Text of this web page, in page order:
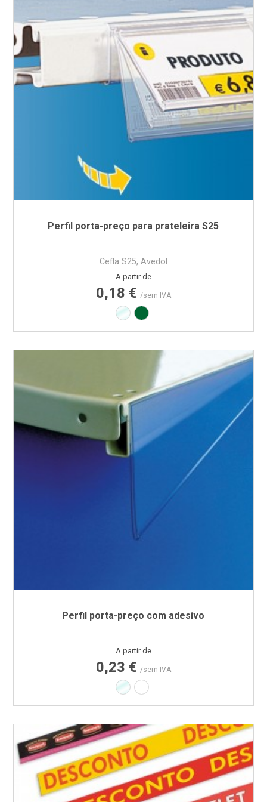
Perfil porta-preço para prateleira S25
Cefla S25, Avedol
Preço
A partir de
0,18 € /sem IVA
TransparenteVerde RAL6029
Perfil porta-preço com adesivo
Preço
A partir de
0,23 € /sem IVA
Transparente
Branco